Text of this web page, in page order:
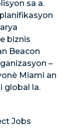
sa a.
biznis
Beacon
–
Miami an
global la.
Jobs